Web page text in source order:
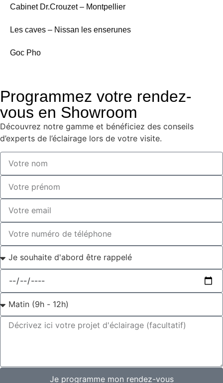
Cabinet Dr.Crouzet – Montpellier
Les caves – Nissan les enserunes
Goc Pho
Programmez votre rendez-
vous en Showroom
Découvrez notre gamme et bénéficiez des conseils
d’experts de l’éclairage lors de votre visite.
Je programme mon rendez-vous